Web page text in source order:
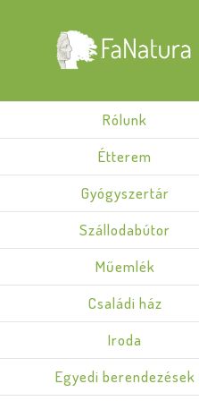
Rólunk
Étterem
Gyógyszertár
Szállodabútor
Műemlék
Családi ház
Iroda
Egyedi berendezések